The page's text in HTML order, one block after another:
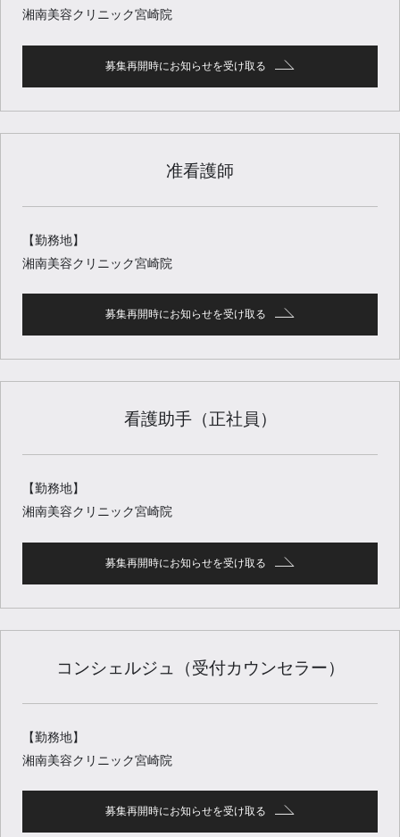
湘南美容クリニック宮崎院
募集再開時にお知らせを受け取る
准看護師
【勤務地】
湘南美容クリニック宮崎院
募集再開時にお知らせを受け取る
看護助手（正社員）
【勤務地】
湘南美容クリニック宮崎院
募集再開時にお知らせを受け取る
コンシェルジュ（受付カウンセラー）
【勤務地】
湘南美容クリニック宮崎院
募集再開時にお知らせを受け取る